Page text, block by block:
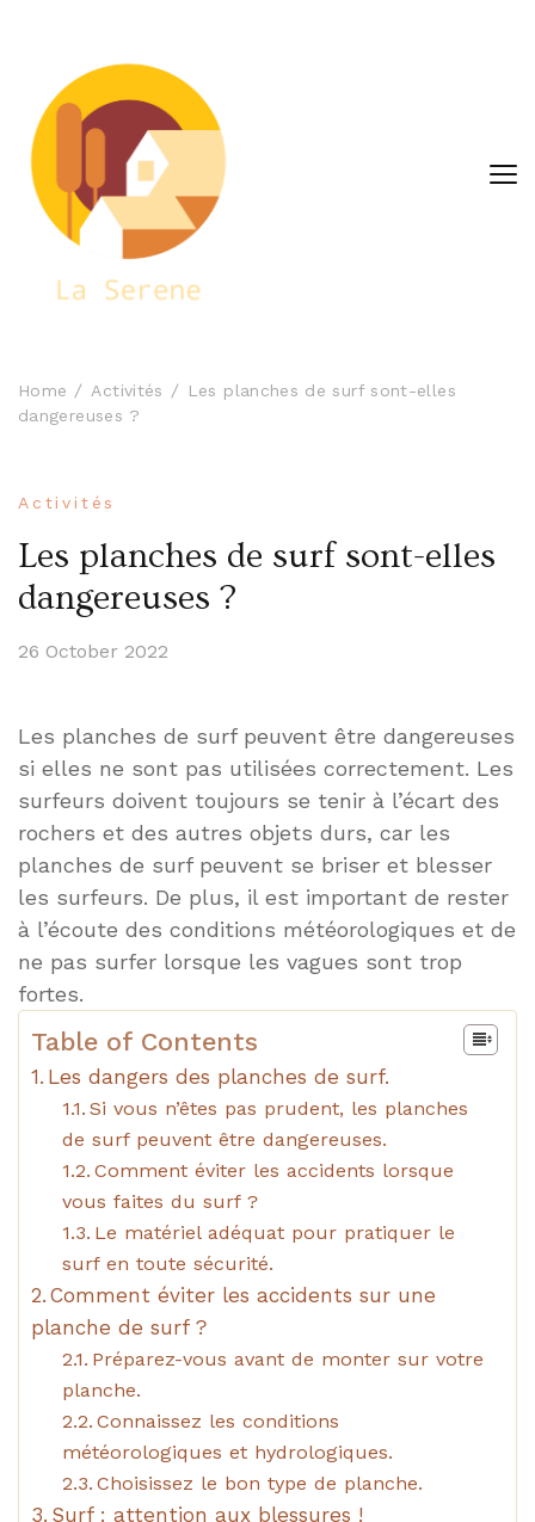
Home Activités
Les planches de surf sont-elles
dangereuses ?
Activités
Les planches de surf sont-elles
dangereuses ?
26 October 2022
Les planches de surf peuvent être dangereuses
si elles ne sont pas utilisées correctement. Les
surfeurs doivent toujours se tenir à l’écart des
rochers et des autres objets durs, car les
planches de surf peuvent se briser et blesser
les surfeurs. De plus, il est important de rester
à l’écoute des conditions météorologiques et de
ne pas surfer lorsque les vagues sont trop
fortes.
Table of Contents
Les dangers des planches de surf.
Si vous n’êtes pas prudent, les planches
de surf peuvent être dangereuses.
Comment éviter les accidents lorsque
vous faites du surf ?
Le matériel adéquat pour pratiquer le
surf en toute sécurité.
Comment éviter les accidents sur une
planche de surf ?
Préparez-vous avant de monter sur votre
planche.
Connaissez les conditions
météorologiques et hydrologiques.
Choisissez le bon type de planche.
Surf : attention aux blessures !